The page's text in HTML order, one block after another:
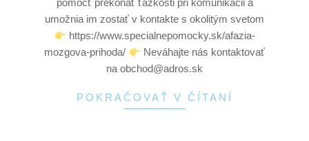
pomôcť prekonať ťažkosti pri komunikácii a
umožnia im zostať v kontakte s okolitým svetom
https://www.specialnepomocky.sk/afazia-
mozgova-prihoda/
Neváhajte nás kontaktovať
na obchod@adros.sk
POKRAČOVAŤ V ČÍTANÍ